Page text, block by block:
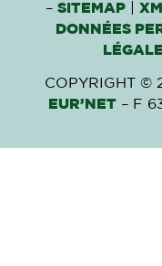
– SITEMAP|
DONNÉES
COPYRIGHT ©
EUR’NET – F